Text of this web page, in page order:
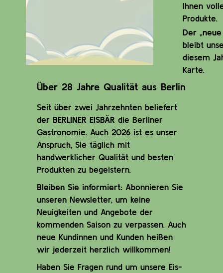
Ihnen
Produkte.
Der „neue
bleibt
diesem
Karte.
Über 28 Jahre Qualität aus Berlin
Seit über zwei Jahrzehnten beliefert
der BERLINER EISBÄR die Berliner
Gastronomie. Auch 2026 ist es unser
Anspruch, Sie täglich mit
handwerklicher Qualität und besten
Produkten zu begeistern.
Bleiben Sie informiert: Abonnieren Sie
unseren Newsletter, um keine
Neuigkeiten und Angebote der
kommenden Saison zu verpassen. Auch
neue Kundinnen und Kunden heißen
wir jederzeit herzlich willkommen!
Haben Sie Fragen rund um unsere Eis-